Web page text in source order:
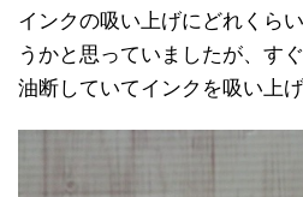
インクの吸い上げにどれくら
うかと思っていましたが、す
油断していてインクを吸い上